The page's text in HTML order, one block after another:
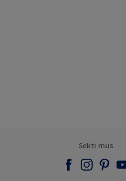
Sekti mus